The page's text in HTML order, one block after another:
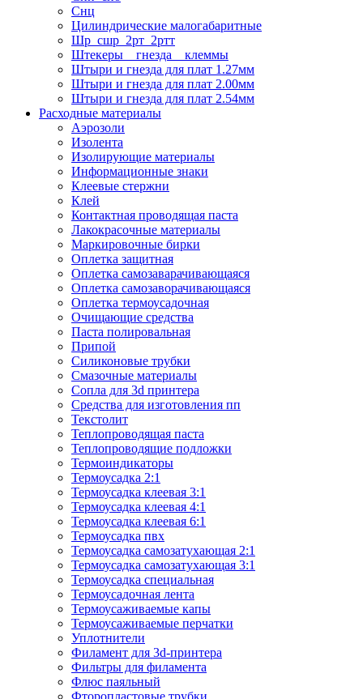
Снц
Цилиндрические малогабаритные
Шр_сшр_2рт_2ртт
Штекеры _ гнезда _ клеммы
Штыри и гнезда для плат 1.27мм
Штыри и гнезда для плат 2.00мм
Штыри и гнезда для плат 2.54мм
Расходные материалы
Аэрозоли
Изолента
Изолирующие материалы
Информационные знаки
Клеевые стержни
Клей
Контактная проводящая паста
Лакокрасочные материалы
Маркировочные бирки
Оплетка защитная
Оплетка самозаварачивающаяся
Оплетка самозаворачивающаяся
Оплетка термоусадочная
Очищающие средства
Паста полировальная
Припой
Силиконовые трубки
Смазочные материалы
Сопла для 3d принтера
Средства для изготовления пп
Текстолит
Теплопроводящая паста
Теплопроводящие подложки
Термоиндикаторы
Термоусадка 2:1
Термоусадка клеевая 3:1
Термоусадка клеевая 4:1
Термоусадка клеевая 6:1
Термоусадка пвх
Термоусадка самозатухающая 2:1
Термоусадка самозатухающая 3:1
Термоусадка специальная
Термоусадочная лента
Термоусаживаемые капы
Термоусаживаемые перчатки
Уплотнители
Филамент для 3d-принтера
Фильтры для филамента
Флюс паяльный
Фторопластовые трубки